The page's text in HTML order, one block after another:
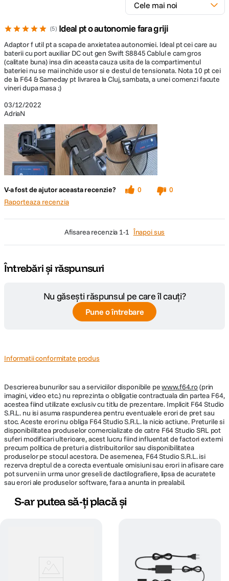
5 Ideal pt o autonomie fara griji
03/12/2022
AdriaN
Adaptor f util pt a scapa de anxietatea autonomiei. Ideal pt cei care au
baterii cu port auxiliar DC out gen Swift S8845 Cablul e cam gros
(calitate buna) insa din aceasta cauza usita de la compartimentul
bateriei nu se mai inchide usor si e destul de tensionata. Nota 10 pt cei
de la F64 & Sameday pt livrarea la Cluj, sambata, a unei comenzi facute
vineri dupa masa ;)
V-a fost de ajutor aceasta recenzie? 0
0
Raporteaza recenzia
afisarea recenzia 1-1 Înapoi sus
Întrebări și răspunsuri
Nu găsești răspunsul pe care îl cauți?
Pune o întrebare
Informatii conformitate produs
Descrierea bunurilor sau a serviciilor disponibile pewww.f64.ro(prin
imagini, video etc.) nu reprezinta o obligatie contractuala din partea F64,
acestea fiind utilizate exclusiv cu titlu de prezentare. Implicit F64 Studio
S.R.L. nu isi asuma raspunderea pentru eventualele erori de pret sau
stoc. Aceste erori nu obliga F64 Studio S.R.L. la nicio actiune. Preturile si
disponibilitatea produselor comercializate de catre F64 Studio SRL pot
suferi modificari ulterioare, acest lucru fiind influentat de factori externi
precum politica de preturi a distribuitorilor sau disponibilitatea
produselor pe stocul acestora. De asemenea, F64 Studio S.R.L. isi
rezerva dreptul de a corecta eventuale omisiuni sau erori in afisare care
pot surveni in urma unor greseli de dactilografiere, lipsa de acuratete
sau erori ale produselor software, fara a anunta in prealabil.
S-ar putea să-ți placă și